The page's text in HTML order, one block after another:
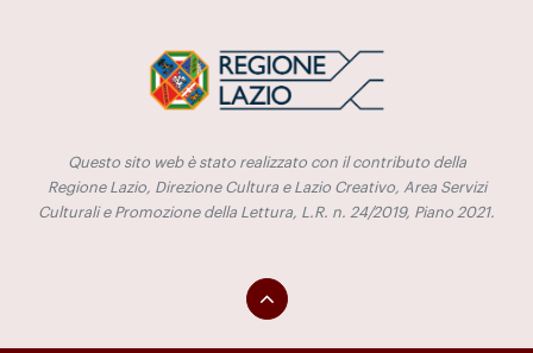
Questo sito web è stato realizzato con il contributo della
Regione Lazio, Direzione Cultura e Lazio Creativo, Area Servizi
Culturali e Promozione della Lettura, L.R. n. 24/2019, Piano 2021.